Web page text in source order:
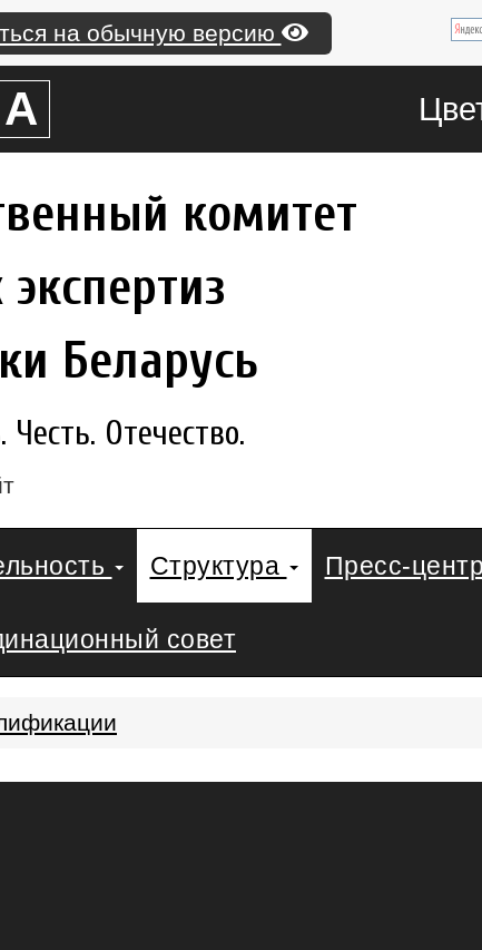
на обычную версию
А
комитет
Беларусь
Отечество.
Структура Пресс-центр
совет